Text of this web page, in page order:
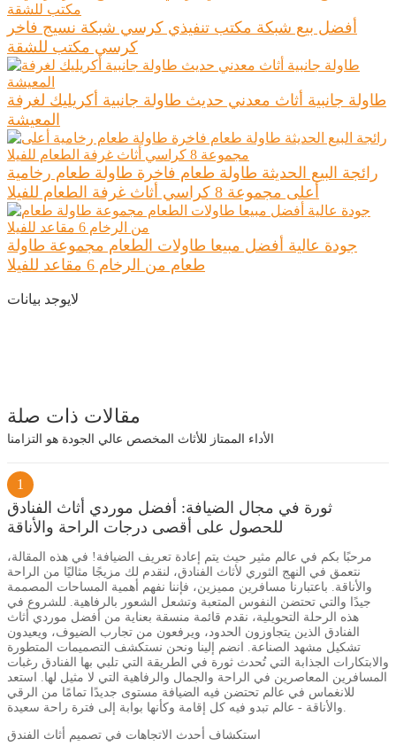
أفضل بيع شبكة مكتب تنفيذي كرسي شبكة نسيج فاخر
كرسي مكتب للشقة
طاولة جانبية أثاث معدني حديث طاولة جانبية أكريليك لغرفة
المعيشة
رائجة البيع الحديثة طاولة طعام فاخرة طاولة طعام رخامية
أعلى مجموعة 8 كراسي أثاث غرفة الطعام للفيلا
جودة عالية أفضل مبيعا طاولات الطعام مجموعة طاولة
طعام من الرخام 6 مقاعد للفيلا
لايوجد بيانات
مقالات ذات صلة
الأداء الممتاز للأثاث المخصص عالي الجودة هو التزامنا
1
ثورة في مجال الضيافة: أفضل موردي أثاث الفنادق
للحصول على أقصى درجات الراحة والأناقة
مرحبًا بكم في عالم مثير حيث يتم إعادة تعريف الضيافة! في هذه المقالة،
نتعمق في النهج الثوري لأثاث الفنادق، لنقدم لك مزيجًا مثاليًا من الراحة
والأناقة. باعتبارنا مسافرين مميزين، فإننا نفهم أهمية المساحات المصممة
جيدًا والتي تحتضن النفوس المتعبة وتشعل الشعور بالرفاهية. للشروع في
هذه الرحلة التحويلية، نقدم قائمة منسقة بعناية من أفضل موردي أثاث
الفنادق الذين يتجاوزون الحدود، ويرفعون من تجارب الضيوف، ويعيدون
تشكيل مشهد الصناعة. انضم إلينا ونحن نستكشف التصميمات المتطورة
والابتكارات الجذابة التي تُحدث ثورة في الطريقة التي تلبي بها الفنادق رغبات
المسافرين المعاصرين في الراحة والجمال والرفاهية التي لا مثيل لها. استعد
للانغماس في عالم تحتضن فيه الضيافة مستوى جديدًا تمامًا من الرقي
استكشاف أحدث الاتجاهات في تصميم أثاث الفندق